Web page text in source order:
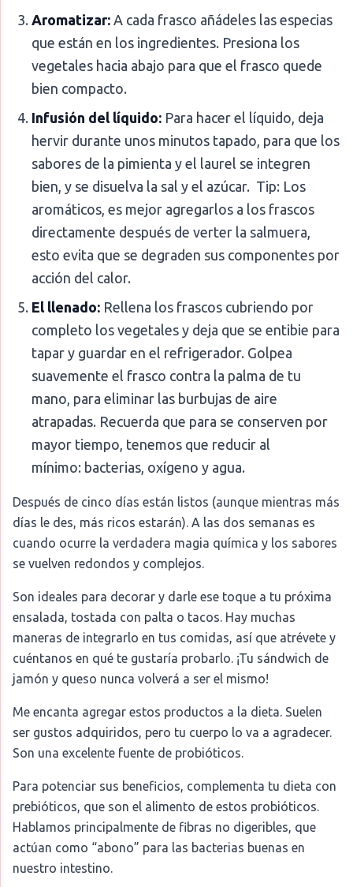
Aromatizar: A cada frasco añádeles las especias
que están en los ingredientes. Presiona los
vegetales hacia abajo para que el frasco quede
bien compacto.
Infusión del líquido: Para hacer el líquido, deja
hervir durante unos minutos tapado, para que los
sabores de la pimienta y el laurel se integren
bien, y se disuelva la sal y el azúcar. Tip: Los
aromáticos, es mejor agregarlos a los frascos
directamente después de verter la salmuera,
esto evita que se degraden sus componentes por
acción del calor.
El llenado: Rellena los frascos cubriendo por
completo los vegetales y deja que se entibie para
tapar y guardar en el refrigerador. Golpea
suavemente el frasco contra la palma de tu
mano, para eliminar las burbujas de aire
atrapadas. Recuerda que para se conserven por
mayor tiempo, tenemos que reducir al
mínimo: bacterias, oxígeno y agua.
Después de cinco días están listos (aunque mientras más
días le des, más ricos estarán). A las dos semanas es
cuando ocurre la verdadera magia química y los sabores
se vuelven redondos y complejos.
Son ideales para decorar y darle ese toque a tu próxima
ensalada, tostada con palta o tacos. Hay muchas
maneras de integrarlo en tus comidas, así que atrévete y
cuéntanos en qué te gustaría probarlo. ¡Tu sándwich de
jamón y queso nunca volverá a ser el mismo!
Me encanta agregar estos productos a la dieta. Suelen
ser gustos adquiridos, pero tu cuerpo lo va a agradecer.
Son una excelente fuente de probióticos.
Para potenciar sus beneficios, complementa tu dieta con
prebióticos, que son el alimento de estos probióticos.
Hablamos principalmente de fibras no digeribles, que
actúan como “abono” para las bacterias buenas en
nuestro intestino.